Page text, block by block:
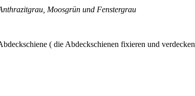
Moosgrün und Fenstergrau
( die Abdeckschienen fixieren und